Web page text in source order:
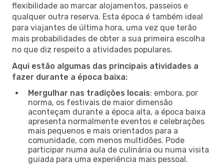
flexibilidade ao marcar alojamentos, passeios e
qualquer outra reserva. Esta época é também ideal
para viajantes de última hora, uma vez que terão
mais probabilidades de obter a sua primeira escolha
no que diz respeito a atividades populares.
Aqui estão algumas das principais atividades a
fazer durante a época baixa:
Mergulhar nas tradições locais: embora, por
norma, os festivais de maior dimensão
aconteçam durante a época alta, a época baixa
apresenta normalmente eventos e celebrações
mais pequenos e mais orientados para a
comunidade, com menos multidões. Pode
participar numa aula de culinária ou numa visita
guiada para uma experiência mais pessoal.